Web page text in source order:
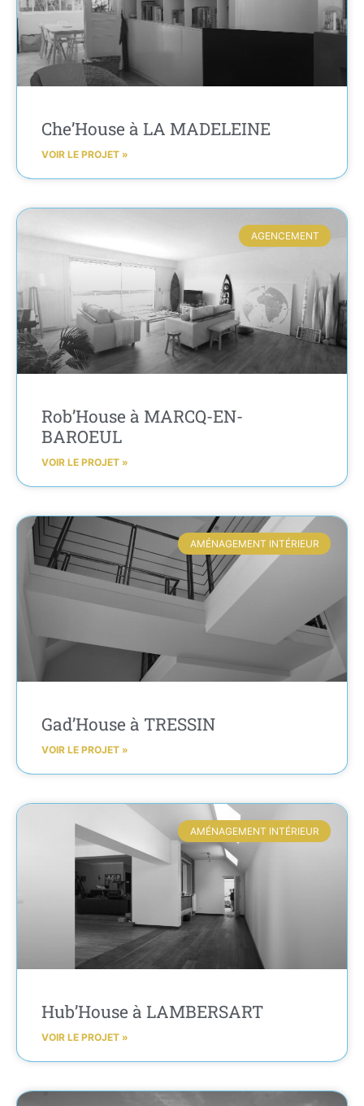
Che’House à LA MADELEINE
VOIR LE PROJET »
AGENCEMENT
Rob’House à MARCQ-EN-
BAROEUL
VOIR LE PROJET »
AMÉNAGEMENT INTÉRIEUR
Gad’House à TRESSIN
VOIR LE PROJET »
AMÉNAGEMENT INTÉRIEUR
Hub’House à LAMBERSART
VOIR LE PROJET »